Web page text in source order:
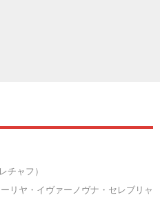
チャフ）
リヤ・イヴァーノヴナ・セレブリャ